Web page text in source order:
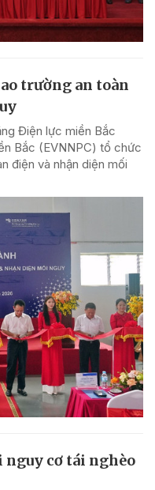
trường an toàn
Điện lực miền Bắc
Bắc (EVNNPC) tổ chức
điện và nhận diện mối
nguy cơ tái nghèo